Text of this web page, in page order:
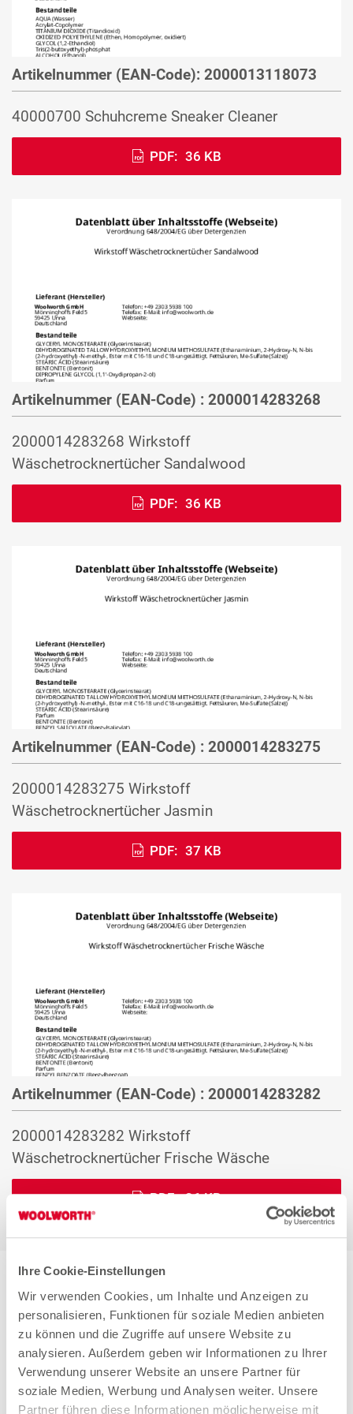
Ihre Cookie-Einstellungen
Wir verwenden Cookies, um Inhalte und Anzeigen zu
personalisieren, Funktionen für soziale Medien anbieten
zu können und die Zugriffe auf unsere Website zu
analysieren. Außerdem geben wir Informationen zu Ihrer
Verwendung unserer Website an unsere Partner für
soziale Medien, Werbung und Analysen weiter. Unsere
Partner führen diese Informationen möglicherweise mit
Artikelnummer (EAN-Code): 2000013118073
40000700 Schuhcreme Sneaker Cleaner
PDF: 36 KB
Artikelnummer (EAN-Code) : 2000014283268
2000014283268 Wirkstoff
Wäschetrocknertücher Sandalwood
PDF: 36 KB
Artikelnummer (EAN-Code) : 2000014283275
2000014283275 Wirkstoff
Wäschetrocknertücher Jasmin
PDF: 37 KB
Artikelnummer (EAN-Code) : 2000014283282
2000014283282 Wirkstoff
Wäschetrocknertücher Frische Wäsche
PDF: 36 KB